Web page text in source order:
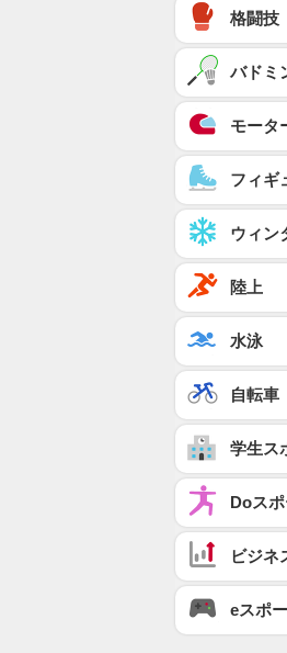
格闘技
バドミ
モータ
フィギ
ウィン
陸上
水泳
自転車
学生ス
Doス
ビジネ
eスポ